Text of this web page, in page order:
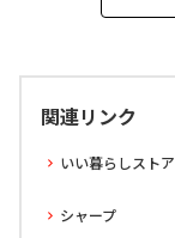
関連リンク
いい暮らしストア
シャープ